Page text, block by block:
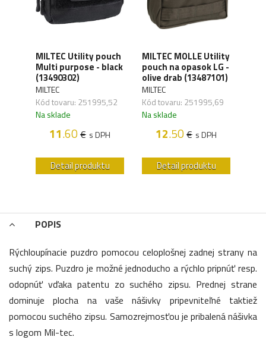
MILTEC Utility pouch
Multi purpose - black
(13490302)
MILTEC
Kód tovaru: 251995,52
Na sklade
11.60€ s DPH
Detail produktu
MILTEC MOLLE Utility
pouch na opasok LG -
olive drab (13487101)
MILTEC
Kód tovaru: 251995,69
Na sklade
12.50€ s DPH
Detail produktu
POPIS
Rýchloupínacie puzdro pomocou celoplošnej zadnej strany na
suchý zips. Puzdro je možné jednoducho a rýchlo pripnúť resp.
odopnúť vďaka patentu zo suchého zipsu. Prednej strane
dominuje plocha na vaše nášivky pripevniteľné taktiež
pomocou suchého zipsu. Samozrejmosťou je pribalená nášivka
s logom Mil-tec.